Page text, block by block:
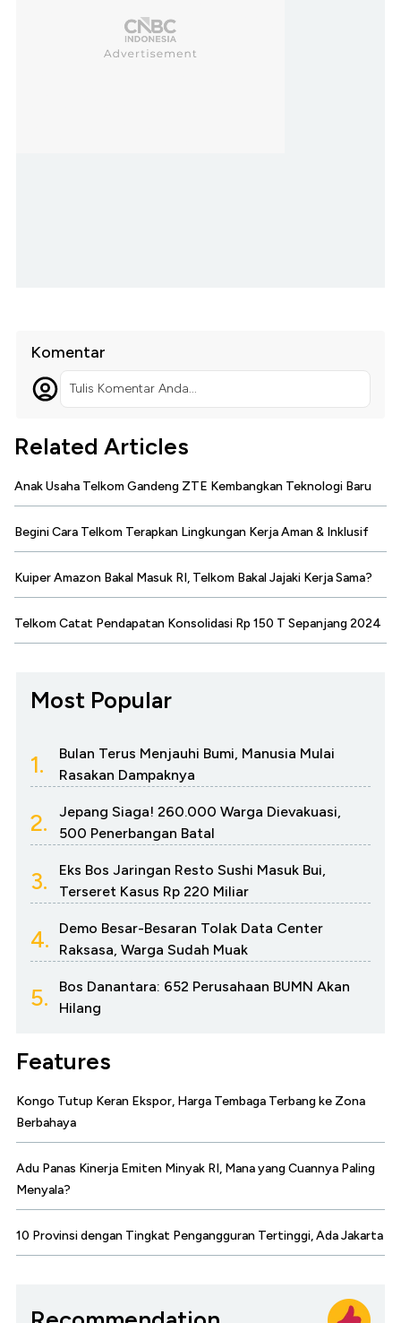
Komentar
Tulis Komentar Anda...
Related Articles
Anak Usaha Telkom Gandeng ZTE Kembangkan Teknologi Baru
Begini Cara Telkom Terapkan Lingkungan Kerja Aman & Inklusif
Kuiper Amazon Bakal Masuk RI, Telkom Bakal Jajaki Kerja Sama?
Telkom Catat Pendapatan Konsolidasi Rp 150 T Sepanjang 2024
Most Popular
1.
Bulan Terus Menjauhi Bumi, Manusia Mulai
Rasakan Dampaknya
2.
Jepang Siaga! 260.000 Warga Dievakuasi,
500 Penerbangan Batal
3.
Eks Bos Jaringan Resto Sushi Masuk Bui,
Terseret Kasus Rp 220 Miliar
4.
Demo Besar-Besaran Tolak Data Center
Raksasa, Warga Sudah Muak
5.
Bos Danantara: 652 Perusahaan BUMN Akan
Hilang
Features
Kongo Tutup Keran Ekspor, Harga Tembaga Terbang ke Zona
Berbahaya
Adu Panas Kinerja Emiten Minyak RI, Mana yang Cuannya Paling
Menyala?
10 Provinsi dengan Tingkat Pengangguran Tertinggi, Ada Jakarta